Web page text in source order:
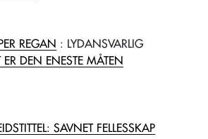
REGAN : LYDANSVARLIG
ER DEN ENESTE MÅTEN
SAVNET FELLESSKAP